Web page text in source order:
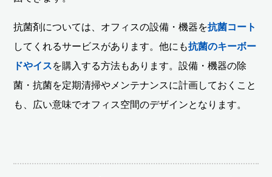
抗菌剤については、オフィスの設備・機器を抗菌コート
してくれるサービスがあります。他にも抗菌のキーボー
ドやイスを購入する方法もあります。設備・機器の除
菌・抗菌を定期清掃やメンテナンスに計画しておくこと
も、広い意味でオフィス空間のデザインとなります。